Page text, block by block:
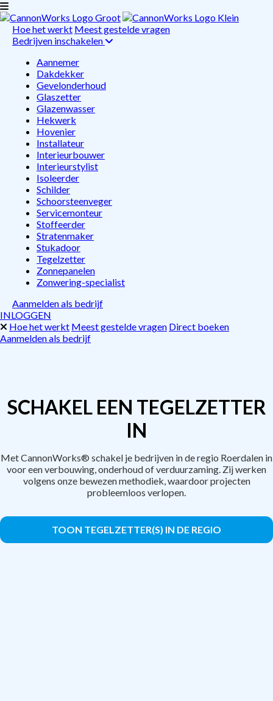
Hoe het werkt Meest gestelde vragen
Bedrijven inschakelen
Aannemer
Dakdekker
Gevelonderhoud
Glaszetter
Glazenwasser
Hekwerk
Hovenier
Installateur
Interieurbouwer
Interieurstylist
Isoleerder
Schilder
Schoorsteenveger
Servicemonteur
Stoffeerder
Stratenmaker
Stukadoor
Tegelzetter
Zonnepanelen
Zonwering-specialist
Aanmelden als bedrijf
INLOGGEN
Hoe het werkt Meest gestelde vragen Direct boeken
Aanmelden als bedrijf
SCHAKEL EEN TEGELZETTER
IN
Met CannonWorks® schakel je bedrijven in de regio Roerdalen in
voor een verbouwing, onderhoud of verduurzaming. Zij werken
volgens onze bewezen methodiek, waardoor projecten
probleemloos verlopen.
TOON TEGELZETTER(S) IN DE REGIO